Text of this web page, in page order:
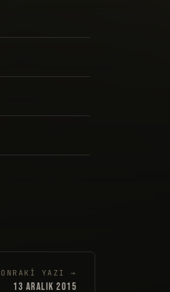
YAZI →
13 ARALIK 2015